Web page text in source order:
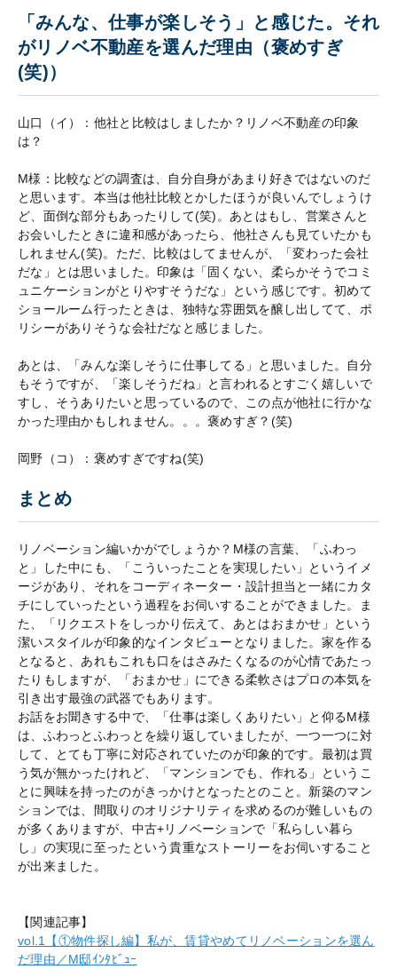
「みんな、仕事が楽しそう」と感じた。それ
がリノベ不動産を選んだ理由（褒めすぎ
(笑)）
山口（イ）：他社と比較はしましたか？リノベ不動産の印象
は？
M様：比較などの調査は、自分自身があまり好きではないのだ
と思います。本当は他社比較とかしたほうが良いんでしょうけ
ど、面倒な部分もあったりして(笑)。あとはもし、営業さんと
お会いしたときに違和感があったら、他社さんも見ていたかも
しれません(笑)。ただ、比較はしてませんが、「変わった会社
だな」とは思いました。印象は「固くない、柔らかそうでコミ
ュニケーションがとりやすそうだな」という感じです。初めて
ショールーム行ったときは、独特な雰囲気を醸し出してて、ポ
リシーがありそうな会社だなと感じました。
あとは、「みんな楽しそうに仕事してる」と思いました。自分
もそうですが、「楽しそうだね」と言われるとすごく嬉しいで
すし、そうありたいと思っているので、この点が他社に行かな
かった理由かもしれません。。。褒めすぎ？(笑)
岡野（コ）：褒めすぎですね(笑)
まとめ
リノベーション編いかがでしょうか？M様の言葉、「ふわっ
と」した中にも、「こういったことを実現したい」というイメ
ージがあり、それをコーディネーター・設計担当と一緒にカタ
チにしていったという過程をお伺いすることができました。ま
た、「リクエストをしっかり伝えて、あとはおまかせ」という
潔いスタイルが印象的なインタビューとなりました。家を作る
となると、あれもこれも口をはさみたくなるのが心情であたっ
たりもしますが、「おまかせ」にできる柔軟さはプロの本気を
引き出す最強の武器でもあります。
お話をお聞きする中で、「仕事は楽しくありたい」と仰るM様
は、ふわっとふわっとを繰り返していましたが、一つ一つに対
して、とても丁寧に対応されていたのが印象的です。最初は買
う気が無かったけれど、「マンションでも、作れる」というこ
とに興味を持ったのがきっかけとなったとのこと。新築のマン
ションでは、間取りのオリジナリティを求めるのが難しいもの
が多くありますが、中古+リノベーションで「私らしい暮ら
し」の実現に至ったという貴重なストーリーをお伺いすること
が出来ました。
【関連記事】
vol.1【①物件探し編】私が、賃貸やめてリノベーションを選ん
だ理由／M邸ｲﾝﾀﾋﾞｭｰ